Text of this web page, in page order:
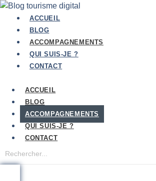
Aller
contenu
ACCUEIL
BLOG
ACCOMPAGNEMENTS
QUI SUIS-JE ?
CONTACT
ACCUEIL
BLOG
ACCOMPAGNEMENTS
QUI SUIS-JE ?
CONTACT